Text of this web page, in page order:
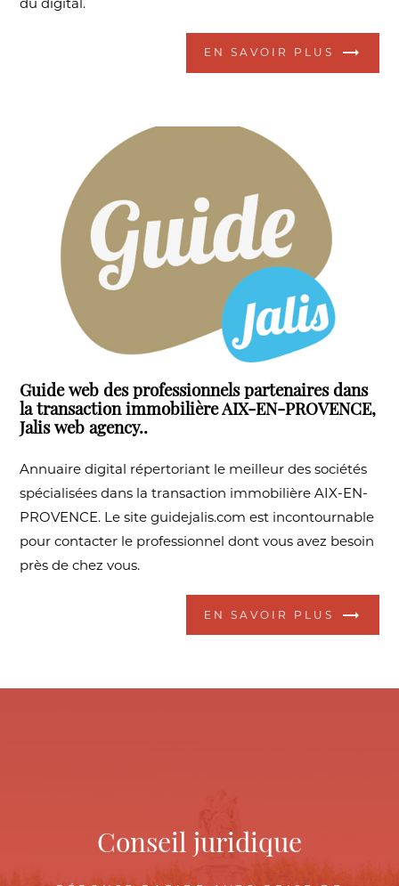
EN SAVOIR PLUS
Guide web des professionnels partenaires dans
la transaction immobilière AIX-EN-PROVENCE,
Jalis web agency..
Annuaire digital répertoriant le meilleur des sociétés
spécialisées dans la transaction immobilière AIX-EN-
PROVENCE. Le site guidejalis.com est incontournable
pour contacter le professionnel dont vous avez besoin
près de chez vous.
EN SAVOIR PLUS
Conseil juridique